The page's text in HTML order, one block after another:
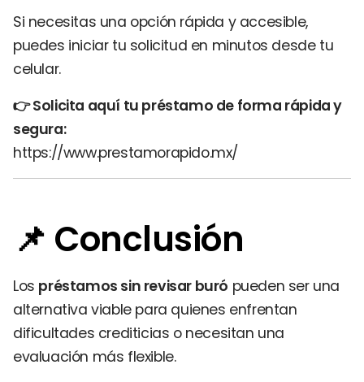
Si necesitas una opción rápida y accesible,
puedes iniciar tu solicitud en minutos desde tu
celular.
👉 Solicita aquí tu préstamo de forma rápida y
segura:
https://www.prestamorapido.mx/
📌 Conclusión
Los préstamos sin revisar buró pueden ser una
alternativa viable para quienes enfrentan
dificultades crediticias o necesitan una
evaluación más flexible.